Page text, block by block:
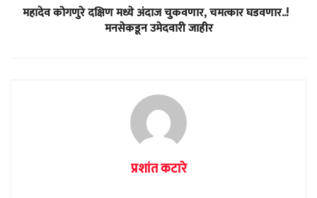
महादेव कोगणुरे दक्षिण मध्ये अंदाज चुकवणार, चमत्कार घडवणार..!
मनसेकडून उमेदवारी जाहीर
प्रशांत कटारे